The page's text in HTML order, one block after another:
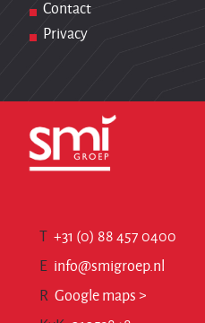
Contact
Privacy
T +31 (0) 88 457 0400
E info@smigroep.nl
R Google maps >